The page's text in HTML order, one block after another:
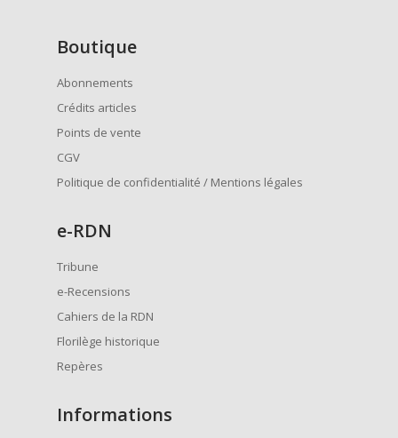
Boutique
Abonnements
Crédits articles
Points de vente
CGV
Politique de confidentialité / Mentions légales
e-RDN
Tribune
e-Recensions
Cahiers de la RDN
Florilège historique
Repères
Informations